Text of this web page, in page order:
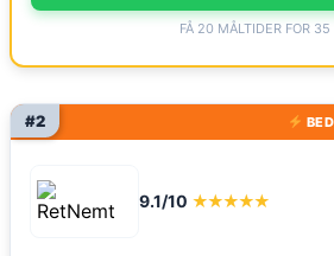
FÅ 20 MÅLTIDER FOR 35
#2
9.1/10 ★★★★★